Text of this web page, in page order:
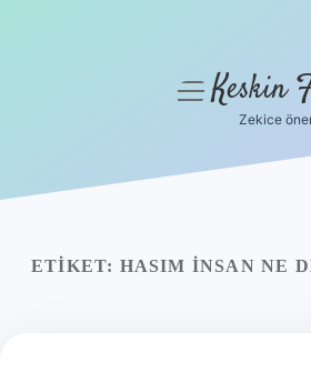
Yasal Uyarı
menüyüKeskin
Zekice
ETIKET: HASIM INSAN NE